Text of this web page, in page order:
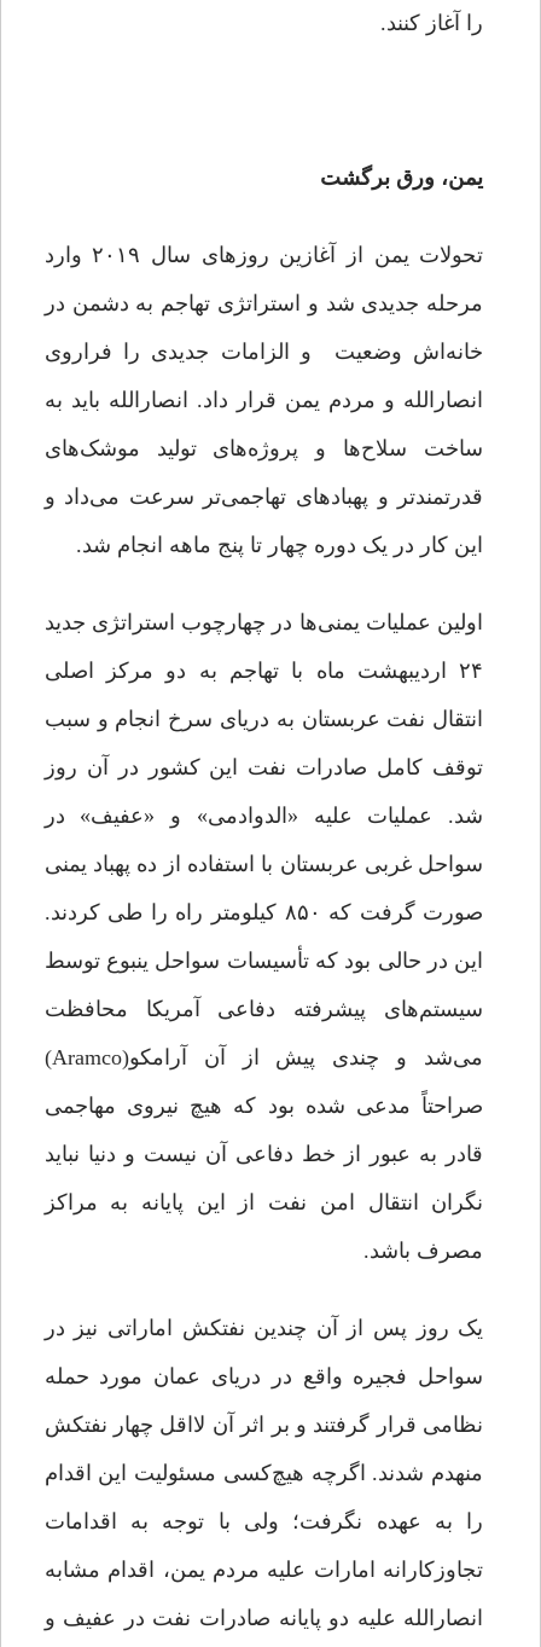
را آغاز کنند.
یمن، ورق برگشت
تحولات یمن از آغازین روزهای سال ۲۰۱۹ وارد
مرحله جدیدی شد و استراتژی تهاجم به دشمن در
خانه‌اش وضعیت و الزامات جدیدی را فراروی
انصارالله و مردم یمن قرار ‌داد. انصارالله باید به
ساخت سلاح‌ها و پروژه‌های تولید موشک‌های
قدرتمندتر و پهبادهای تهاجمی‌تر سرعت می‌داد و
این کار در یک دوره چهار تا پنج ماهه انجام شد.
اولین عملیات یمنی‌ها در چهارچوب استراتژی جدید
۲۴ اردیبهشت ماه با تهاجم به دو مرکز اصلی
انتقال نفت عربستان به دریای سرخ انجام و سبب
توقف کامل صادرات نفت این کشور در آن ‌روز
شد. عملیات علیه «الدوادمی» و «عفیف» در
سواحل غربی عربستان با استفاده از ده پهباد یمنی
صورت گرفت که ۸۵۰ کیلومتر راه را طی کردند.
این در حالی بود که تأسیسات سواحل ینبوع توسط
سیستم‌های پیشرفته دفاعی آمریکا محافظت
می‌شد و چندی پیش از آن آرامکو(Aramco)
صراحتاً مدعی شده بود که هیچ نیروی مهاجمی
قادر به عبور از خط دفاعی آن نیست و دنیا نباید
نگران انتقال امن نفت از این پایانه به مراکز
مصرف باشد.
یک روز پس از آن چندین نفتکش اماراتی نیز در
سواحل فجیره واقع در دریای عمان مورد حمله
نظامی قرار گرفتند و بر اثر آن لااقل چهار نفتکش
منهدم شدند. اگرچه هیچ‌کسی مسئولیت این اقدام
را به عهده نگرفت؛ ولی با توجه به اقدامات
تجاوزکارانه امارات علیه مردم یمن، اقدام مشابه
انصارالله علیه دو پایانه صادرات نفت در عفیف و